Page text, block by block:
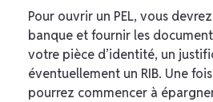
Pour ouvrir un PEL, vous
banque et fournir les
votre pièce d’identité, un
éventuellement un RIB. Une
pourrez commencer à